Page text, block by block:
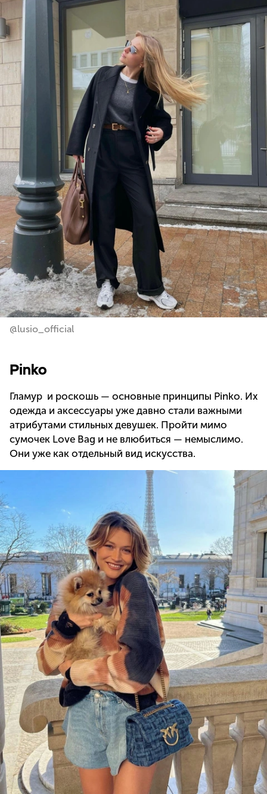
@lusio_official
Pinko
Гламур и роскошь — основные принципы Pinko. Их
одежда и аксессуары уже давно стали важными
атрибутами стильных девушек. Пройти мимо
сумочек Love Bag и не влюбиться — немыслимо.
Они уже как отдельный вид искусства.